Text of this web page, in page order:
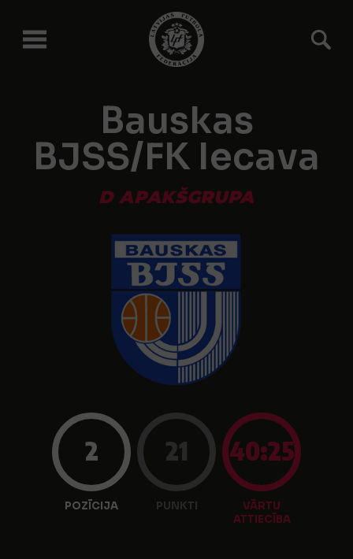
Bauskas
BJSS/FK Iecava
D APAKŠGRUPA
2
POZĪCIJA
21
PUNKTI
40:25
VĀRTU
ATTIECĪBA